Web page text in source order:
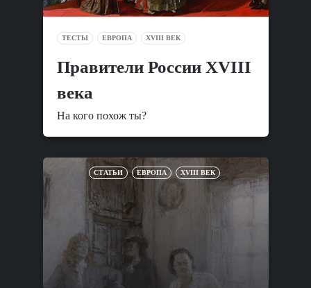
ТЕСТЫ ЕВРОПА XVIII ВЕК
Правители России XVIII
века
На кого похож ты?
СТАТЬИ ЕВРОПА XVIII ВЕК